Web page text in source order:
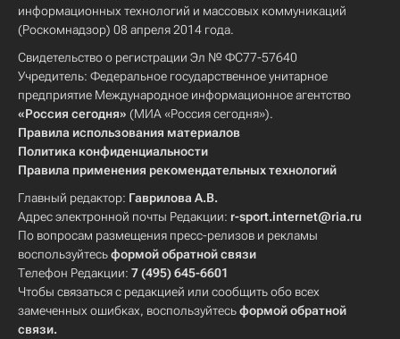
информационных технологий и массовых коммуникаций
(Роскомнадзор) 08 апреля 2014 года.
Свидетельство о регистрации Эл № ФС77-57640
Учредитель: Федеральное государственное унитарное
предприятие Международное информационное агентство
«Россия сегодня» (МИА «Россия сегодня»).
Правила использования материалов
Политика конфиденциальности
Правила применения рекомендательных технологий
Главный редактор: Гаврилова А.В.
Адрес электронной почты Редакции: r-sport.internet@ria.ru
По вопросам размещения пресс-релизов и рекламы
воспользуйтесьформой обратной связи
Телефон Редакции: 7 (495) 645-6601
Чтобы связаться с редакцией или сообщить обо всех
замеченных ошибках, воспользуйтесьформой обратной
связи.